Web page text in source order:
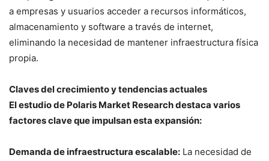
a empresas y usuarios acceder a recursos informáticos,
almacenamiento y software a través de internet,
eliminando la necesidad de mantener infraestructura física
propia.
Claves del crecimiento y tendencias actuales
El estudio de Polaris Market Research destaca varios
factores clave que impulsan esta expansión:
Demanda de infraestructura escalable: La necesidad de